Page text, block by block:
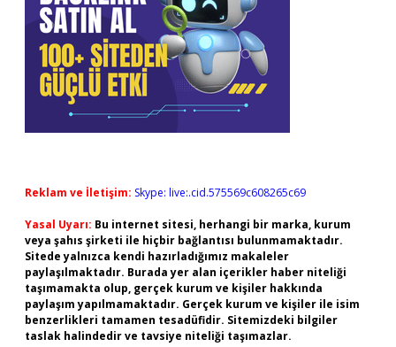
Reklam ve İletişim: Skype: live:.cid.575569c608265c69
Yasal Uyarı: Bu internet sitesi, herhangi bir marka, kurum
veya şahıs şirketi ile hiçbir bağlantısı bulunmamaktadır.
Sitede yalnızca kendi hazırladığımız makaleler
paylaşılmaktadır. Burada yer alan içerikler haber niteliği
taşımamakta olup, gerçek kurum ve kişiler hakkında
paylaşım yapılmamaktadır. Gerçek kurum ve kişiler ile isim
benzerlikleri tamamen tesadüfidir. Sitemizdeki bilgiler
taslak halindedir ve tavsiye niteliği taşımazlar.